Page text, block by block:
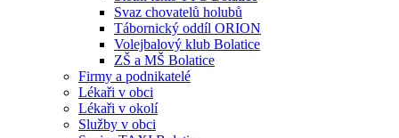
Svaz chovatelů holubů
Tábornický oddíl ORION
Volejbalový klub Bolatice
ZŠ a MŠ Bolatice
Firmy a podnikatelé
Lékaři v obci
Lékaři v okolí
Služby v obci